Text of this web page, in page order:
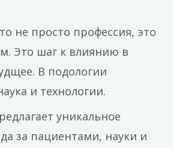
не просто профессия, это
Это шаг к влиянию в
В подологии
и технологии.
уникальное
за пациентами, науки и